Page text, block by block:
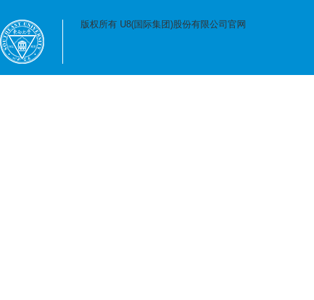
版权所有 U8(国际集团)股份有限公司官网